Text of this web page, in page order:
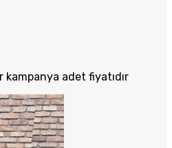
kampanya adet fiyatıdır